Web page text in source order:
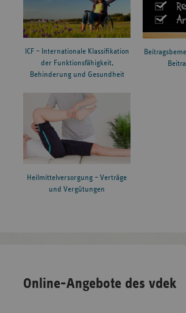
ICF – Internationale Klassifikation
der Funktionsfähigkeit,
Behinderung und Gesundheit
Heilmittelversorgung – Verträge
und Vergütungen
Online-Angebote des vdek